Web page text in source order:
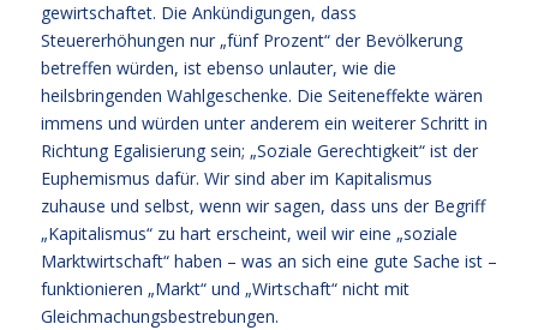
gewirtschaftet. Die Ankündigungen, dass
Steuererhöhungen nur „fünf Prozent“ der Bevölkerung
betreffen würden, ist ebenso unlauter, wie die
heilsbringenden Wahlgeschenke. Die Seiteneffekte wären
immens und würden unter anderem ein weiterer Schritt in
Richtung Egalisierung sein; „Soziale Gerechtigkeit“ ist der
Euphemismus dafür. Wir sind aber im Kapitalismus
zuhause und selbst, wenn wir sagen, dass uns der Begriff
„Kapitalismus“ zu hart erscheint, weil wir eine „soziale
Marktwirtschaft“ haben – was an sich eine gute Sache ist –
funktionieren „Markt“ und „Wirtschaft“ nicht mit
Gleichmachungsbestrebungen.